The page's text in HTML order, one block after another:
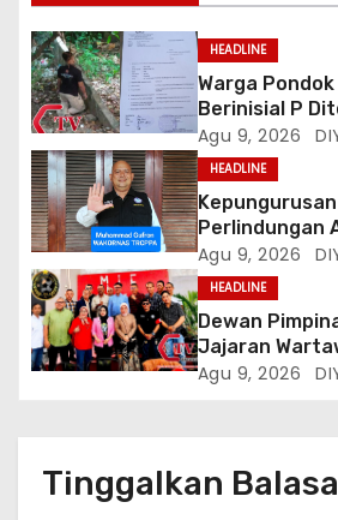
HEADLINE
Warga
Berinisial P
Meninggal
Tekanan
Agu 9, 2026
HEADLINE
Perlindungan
(LPAI)
Terbentuk,
Nasional Tim
Perlindungan
(Wakornas
Gufron
Agu 9, 2026
HEADLINE
Dewan
Jajaran
(DPN-JWI)
Agu 9, 2026
Tinggalkan